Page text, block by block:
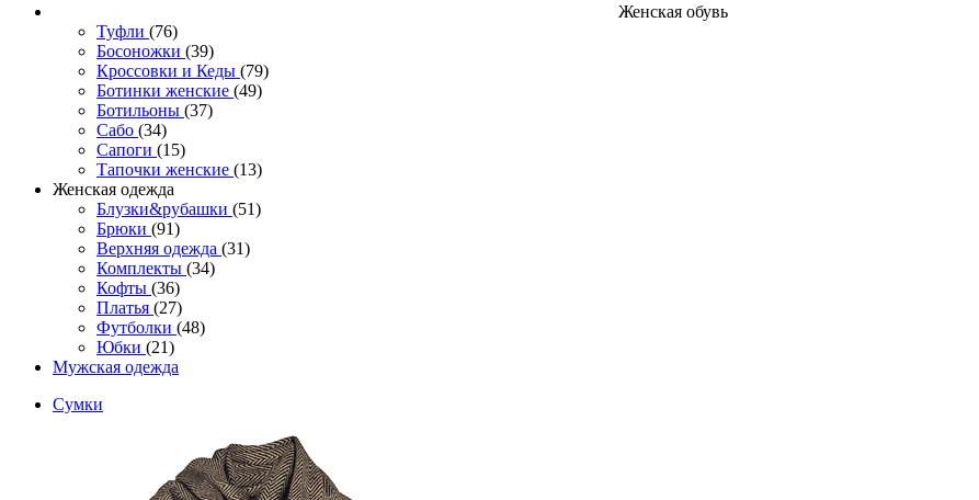
Женcкая обувь
Туфли (76)
Босоножки (39)
Кроссовки и Кеды (79)
Ботинки женские (49)
Ботильоны (37)
Сабо (34)
Сапоги (15)
Тапочки женские (13)
Женская одежда
Блузки&рубашки (51)
Брюки (91)
Верхняя одежда (31)
Комплекты (34)
Кофты (36)
Платья (27)
Футболки (48)
Юбки (21)
Мужская одежда
Сумки